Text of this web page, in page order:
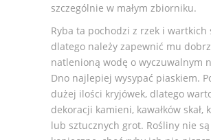
szczególnie w małym zbiorniku.
Ryba ta pochodzi z rzek i
dlatego należy zapewnić mu
natlenioną wodę o wyczuwalnym
Dno najlepiej wysypać piaskiem.
dużej ilości kryjówek, dlatego
dekoracji kamieni, kawałków skał,
lub sztucznych grot. Rośliny nie są